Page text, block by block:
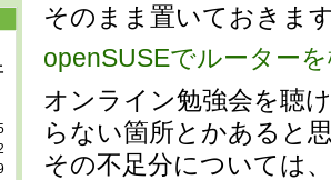
そのまま置いておきま
openSUSEでルーター
オンライン勉強会を聴
らない箇所とかあると
その不足分については